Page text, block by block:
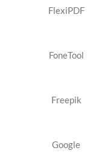
FlexiPDF
FoneTool
Freepik
Google